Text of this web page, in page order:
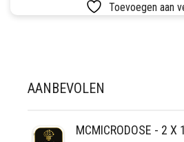
Toevoegen aan
AANBEVOLEN
MCMICRODOSE - 2 X